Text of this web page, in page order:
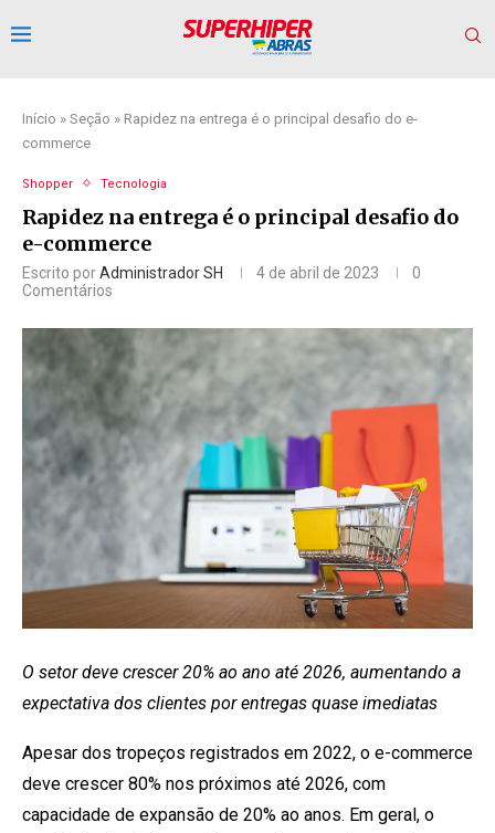
Início » Seção » Rapidez na entrega é o principal desafio do e-
commerce
Shopper Tecnologia
Rapidez na entrega é o principal desafio do
e-commerce
Escrito porAdministrador SH 4 de abril de 2023
0
Comentários
O setor deve crescer 20% ao ano até 2026, aumentando a
expectativa dos clientes por entregas quase imediatas
Apesar dos tropeços registrados em 2022, o e-commerce
deve crescer 80% nos próximos até 2026, com
capacidade de expansão de 20% ao anos. Em geral, o